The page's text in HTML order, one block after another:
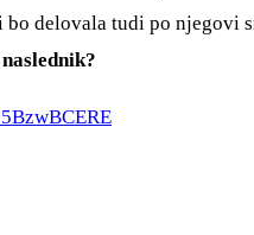
delovala tudi po njegovi